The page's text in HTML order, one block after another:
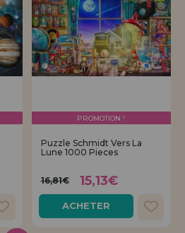
PROMOTION !
Puzzle Schmidt Vers La
Lune 1000 Pieces
16,81€ 15,13€
ACHETER